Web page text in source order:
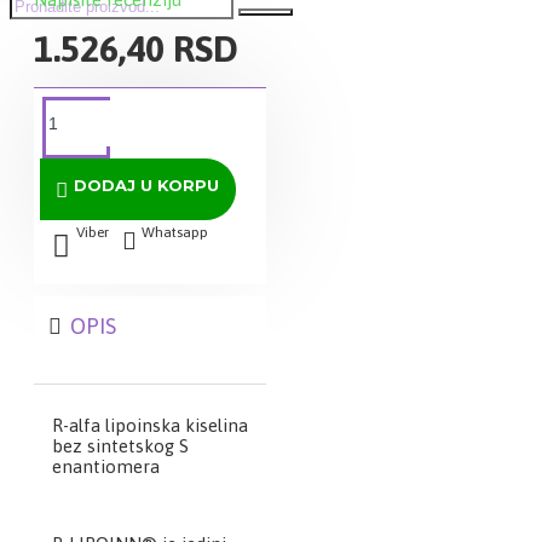
1.526,40 RSD
DODAJ U KORPU
Viber Whatsapp
OPIS
R-alfa lipoinska kiselina
bez sintetskog S
enantiomera